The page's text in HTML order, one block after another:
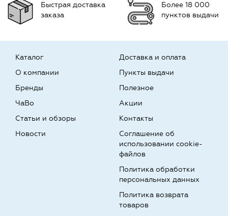
Быстрая доставка
заказа
Более 18 000
пунктов выдачи
Каталог
О компании
Бренды
Доставка и оплата
Пункты выдачи
Полезное
ЧаВо
Статьи и обзоры
Новости
Акции
Контакты
Соглашение об
использовании cookie-
файлов
Политика обработки
персональных данных
Политика возврата
товаров